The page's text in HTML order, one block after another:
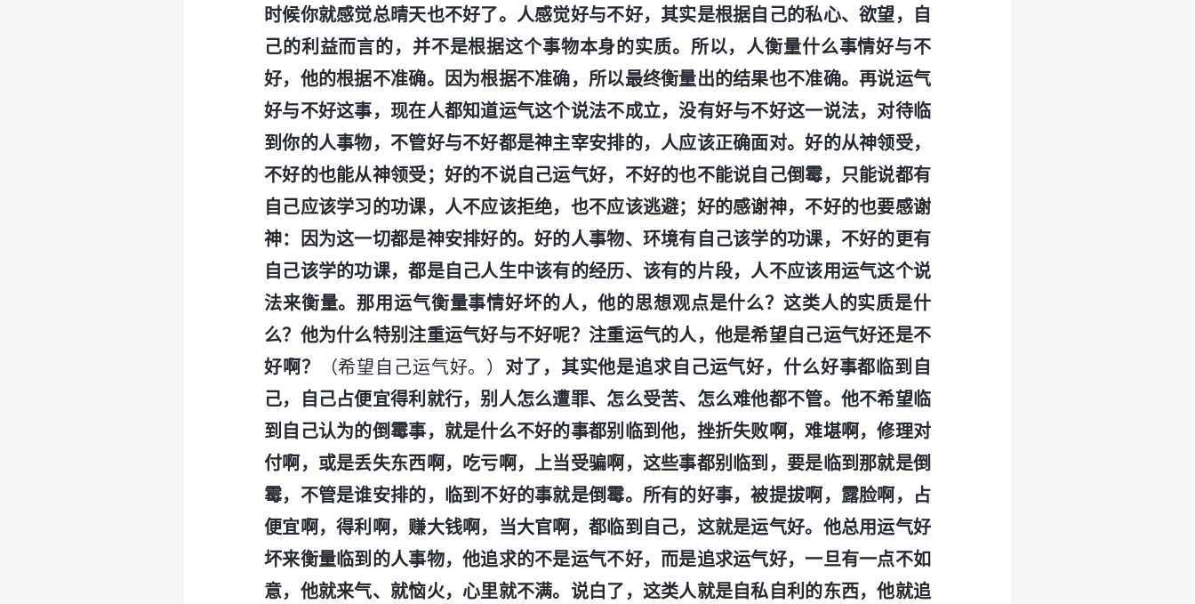
时候你就感觉总晴天也不好了。人感觉好与不好，其实是根据自己的私心、欲望，自
己的利益而言的，并不是根据这个事物本身的实质。所以，人衡量什么事情好与不
好，他的根据不准确。因为根据不准确，所以最终衡量出的结果也不准确。再说运气
好与不好这事，现在人都知道运气这个说法不成立，没有好与不好这一说法，对待临
到你的人事物，不管好与不好都是神主宰安排的，人应该正确面对。好的从神领受，
不好的也能从神领受；好的不说自己运气好，不好的也不能说自己倒霉，只能说都有
自己应该学习的功课，人不应该拒绝，也不应该逃避；好的感谢神，不好的也要感谢
神：因为这一切都是神安排好的。好的人事物、环境有自己该学的功课，不好的更有
自己该学的功课，都是自己人生中该有的经历、该有的片段，人不应该用运气这个说
法来衡量。那用运气衡量事情好坏的人，他的思想观点是什么？这类人的实质是什
么？他为什么特别注重运气好与不好呢？注重运气的人，他是希望自己运气好还是不
好啊？
（希望自己运气好。） 对了，其实他是追求自己运气好，什么好事都临到自
己，自己占便宜得利就行，别人怎么遭罪、怎么受苦、怎么难他都不管。他不希望临
到自己认为的倒霉事，就是什么不好的事都别临到他，挫折失败啊，难堪啊，修理对
付啊，或是丢失东西啊，吃亏啊，上当受骗啊，这些事都别临到，要是临到那就是倒
霉，不管是谁安排的，临到不好的事就是倒霉。所有的好事，被提拔啊，露脸啊，占
便宜啊，得利啊，赚大钱啊，当大官啊，都临到自己，这就是运气好。他总用运气好
坏来衡量临到的人事物，他追求的不是运气不好，而是追求运气好，一旦有一点不如
意，他就来气、就恼火，心里就不满。说白了，这类人就是自私自利的东西，他就追